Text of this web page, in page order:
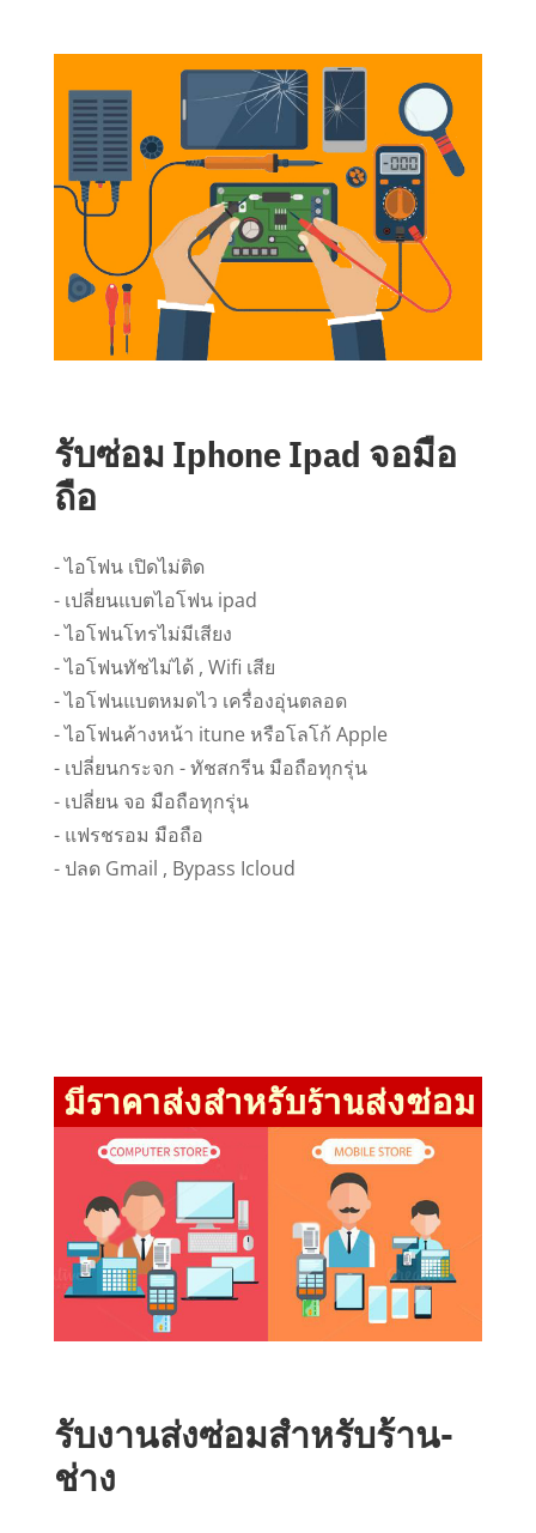
รับซ่อม Iphone Ipad จอมือ
ถือ
- ไอโฟน เปิดไม่ติด
- เปลี่ยนแบตไอโฟน ipad
- ไอโฟนโทรไม่มีเสียง
- ไอโฟนทัชไม่ได้ , Wifi เสีย
- ไอโฟนแบตหมดไว เครื่องอุ่นตลอด
- ไอโฟนค้างหน้า itune หรือโลโก้ Apple
- เปลี่ยนกระจก - ทัชสกรีน มือถือทุกรุ่น
- เปลี่ยน จอ มือถือทุกรุ่น
- แฟรชรอม มือถือ
- ปลด Gmail , Bypass Icloud
รับงานส่งซ่อมสำหรับร้าน-
ช่าง